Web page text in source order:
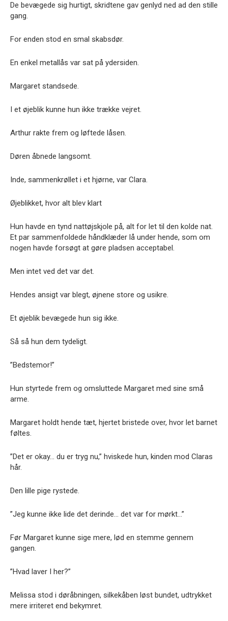
De bevægede sig hurtigt, skridtene gav genlyd ned ad den stille
gang.
For enden stod en smal skabsdør.
En enkel metallås var sat på ydersiden.
Margaret standsede.
I et øjeblik kunne hun ikke trække vejret.
Arthur rakte frem og løftede låsen.
Døren åbnede langsomt.
Inde, sammenkrøllet i et hjørne, var Clara.
Øjeblikket, hvor alt blev klart
Hun havde en tynd nattøjskjole på, alt for let til den kolde nat.
Et par sammenfoldede håndklæder lå under hende, som om
nogen havde forsøgt at gøre pladsen acceptabel.
Men intet ved det var det.
Hendes ansigt var blegt, øjnene store og usikre.
Et øjeblik bevægede hun sig ikke.
Så så hun dem tydeligt.
”Bedstemor!”
Hun styrtede frem og omsluttede Margaret med sine små
arme.
Margaret holdt hende tæt, hjertet bristede over, hvor let barnet
føltes.
”Det er okay… du er tryg nu,” hviskede hun, kinden mod Claras
hår.
Den lille pige rystede.
”Jeg kunne ikke lide det derinde… det var for mørkt…”
Før Margaret kunne sige mere, lød en stemme gennem
gangen.
”Hvad laver I her?”
Melissa stod i døråbningen, silkekåben løst bundet, udtrykket
mere irriteret end bekymret.